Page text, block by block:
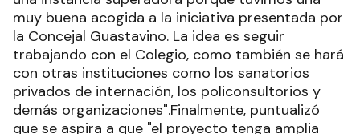
muy buena acogida a la iniciativa presentada por
la Concejal Guastavino. La idea es seguir
trabajando con el Colegio, como también se hará
con otras instituciones como los sanatorios
privados de internación, los policonsultorios y
demás organizaciones".Finalmente, puntualizó
que se aspira a que "el proyecto tenga amplia